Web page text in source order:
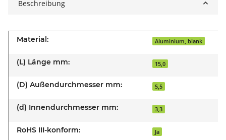
Beschreibung
Material: Aluminium, blank
(L) Länge mm: 15,0
(D) Außendurchmesser mm: 5,5
(d) Innendurchmesser mm: 3,3
RoHS III-konform: Ja